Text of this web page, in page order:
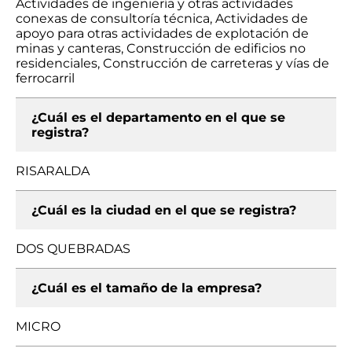
Actividades de ingeniería y otras actividades
conexas de consultoría técnica, Actividades de
apoyo para otras actividades de explotación de
minas y canteras, Construcción de edificios no
residenciales, Construcción de carreteras y vías de
ferrocarril
¿Cuál es el departamento en el que se
registra?
RISARALDA
¿Cuál es la ciudad en el que se registra?
DOS QUEBRADAS
¿Cuál es el tamaño de la empresa?
MICRO